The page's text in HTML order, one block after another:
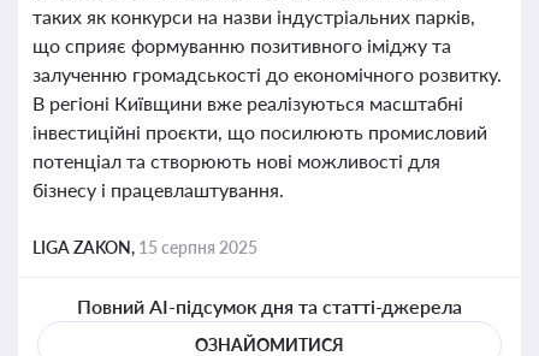
таких як конкурси на назви індустріальних парків,
що сприяє формуванню позитивного іміджу та
залученню громадськості до економічного розвитку.
В регіоні Київщини вже реалізуються масштабні
інвестиційні проєкти, що посилюють промисловий
потенціал та створюють нові можливості для
бізнесу і працевлаштування.
LIGA ZAKON, 15 серпня 2025
Повний AI-підсумок дня та статті-джерела
ОЗНАЙОМИТИСЯ